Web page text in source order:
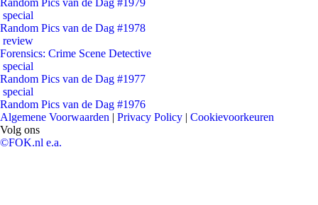
Random Pics van de Dag #1979
special
Random Pics van de Dag #1978
review
Forensics: Crime Scene Detective
special
Random Pics van de Dag #1977
special
Random Pics van de Dag #1976
Algemene Voorwaarden | Privacy Policy | Cookievoorkeuren
Volg ons
©FOK.nl e.a.